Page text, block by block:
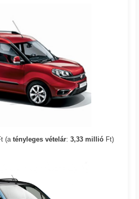
(atényleges vételár:3,33 millió Ft)